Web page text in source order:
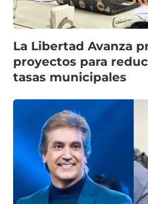
La Libertad Avanza
proyectos para
tasas municipales